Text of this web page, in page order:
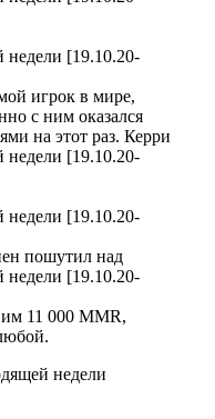
игрок в мире,
с ним оказался
на этот раз. Керри
пошутил над
им 11 000 MMR,